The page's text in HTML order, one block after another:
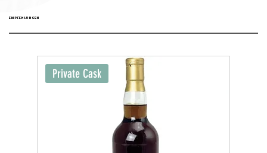
EMPFEHLUNGEN
Private Cask